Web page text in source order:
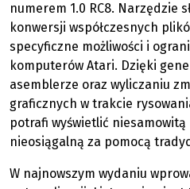
numerem 1.0 RC8. Narzędzie
konwersji współczesnych
specyficzne możliwości i
komputerów Atari. Dzięki
asemblerze oraz wyliczaniu
graficznych w trakcie
potrafi wyświetlić
nieosiągalną za pomocą
W najnowszym wydaniu